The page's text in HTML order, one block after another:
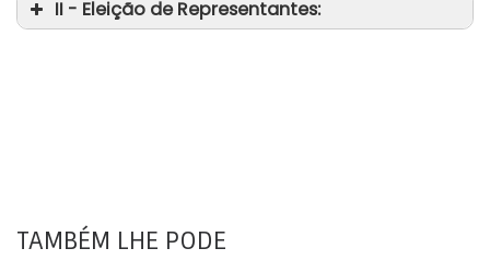
II - Eleição de Representantes:
TAMBÉM LHE PODE